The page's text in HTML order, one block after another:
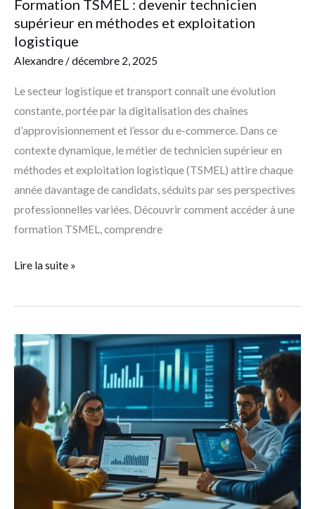
Formation TSMEL : devenir technicien
supérieur en méthodes et exploitation
logistique
Alexandre /décembre 2, 2025
Le secteur logistique et transport connaît une évolution
constante, portée par la digitalisation des chaînes
d’approvisionnement et l’essor du e-commerce. Dans ce
contexte dynamique, le métier de technicien supérieur en
méthodes et exploitation logistique (TSMEL) attire chaque
année davantage de candidats, séduits par ses perspectives
professionnelles variées. Découvrir comment accéder à une
formation TSMEL, comprendre
Lire la suite »
Comment
optimiser
revenus
avec